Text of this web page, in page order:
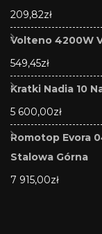
209,82zł
Volteno 4200W
549,45zł
Kratki Nadia 10
5 600,00zł
Romotop Evora
Stalowa Górna
7 915,00zł